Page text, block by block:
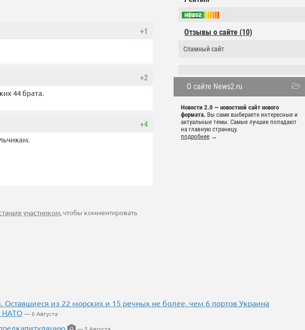
Отзывы о сайте (10)
Спамный сайт
О сайте News2.ru
Новости 2.0 — новостной сайт нового
формата. Вы сами выбираете интересные и
актуальные темы. Самые лучшие попадают
на главную страницу.
подробнее →
+1
+2
44 брата.
+4
участником, чтобы комментировать
Оставшиеся из 22 морских и 15 речных не более, чем 6 портов Украина
НАТО — 6 Августа